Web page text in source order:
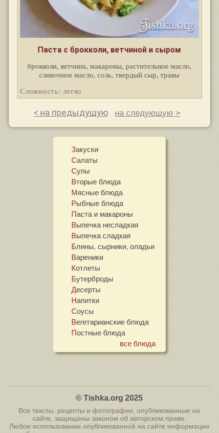
Паста с брокколи, ветчиной и сыром
брокколи, ветчина, макароны, растительное масло,
сливочное масло, соль, твердый сыр, травы
Сложность: легко
< на предыдущую на следующую >
Закуски
Салаты
Супы
Вторые блюда
Мясные блюда
Рыбные блюда
Паста и макароны
Выпечка несладкая
Выпечка сладкая
Блины, сырники, оладьи
Вареники
Котлеты
Бутерброды
Десерты
Напитки
Соусы
Вегетарианские блюда
Постные блюда
все блюда
© Tishka.org 2025
Все тексты, рецепты и фотографии, опубликованные на
сайте, защищены законом об авторском праве.
Любое использование опубликованной на сайте информации